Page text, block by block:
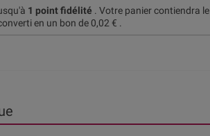
1 point fidélité . Votre panier contiendra le
en un bon de 0,02 € .